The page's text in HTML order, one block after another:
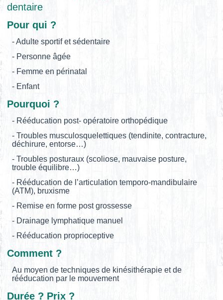
dentaire
Pour qui ?
- Adulte sportif et sédentaire
- Personne âgée
- Femme en périnatal
- Enfant
Pourquoi ?
- Rééducation post- opératoire orthopédique
- Troubles musculosquelettiques (tendinite, contracture,
déchirure, entorse…)
- Troubles posturaux (scoliose, mauvaise posture,
trouble équilibre…)
- Rééducation de l’articulation temporo-mandibulaire
(ATM), bruxisme
- Remise en forme post grossesse
- Drainage lymphatique manuel
- Rééducation proprioceptive
Comment ?
Au moyen de techniques de kinésithérapie et de
rééducation par le mouvement
Durée ? Prix ?